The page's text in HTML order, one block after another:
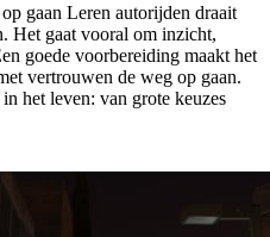
gaan Leren autorijden draait
Het gaat vooral om inzicht,
goede voorbereiding maakt het
vertrouwen de weg op gaan.
het leven: van grote keuzes